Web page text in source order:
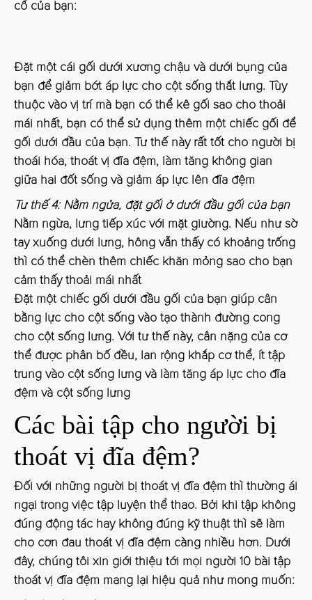
cổ của bạn:
Đặt một cái gối dưới xương chậu và dưới bụng của
bạn để giảm bớt áp lực cho cột sống thắt lưng. Tùy
thuộc vào vị trí mà bạn có thể kê gối sao cho thoải
mái nhất, bạn có thể sử dụng thêm một chiếc gối để
gối dưới đầu của bạn. Tư thế này rất tốt cho người bị
thoái hóa, thoát vị đĩa đệm, làm tăng không gian
giữa hai đốt sống và giảm áp lực lên đĩa đệm
Tư thế 4: Nằm ngửa, đặt gối ở dưới đầu gối của bạn
Nằm ngừa, lưng tiếp xúc với mặt giường. Nếu như sờ
tay xuống dưới lưng, hông vẫn thấy có khoảng trống
thì có thể chèn thêm chiếc khăn mỏng sao cho bạn
cảm thấy thoải mái nhất
Đặt một chiếc gối dưới đầu gối của bạn giúp cân
bằng lực cho cột sống vào tạo thành đường cong
cho cột sống lưng. Với tư thế này, cân nặng của cơ
thể được phân bố đều, lan rộng khắp cơ thể, ít tập
trung vào cột sống lưng và làm tăng áp lực cho đĩa
đệm và cột sống lưng
Các bài tập cho người bị
thoát vị đĩa đệm?
Đối với những người bị thoát vị đĩa đệm thì thường ái
ngại trong việc tập luyện thể thao. Bởi khi tập không
đúng động tác hay không đúng kỹ thuật thì sẽ làm
cho cơn đau thoát vị đĩa đệm càng nhiều hơn. Dưới
đây, chúng tôi xin giới thiệu tới mọi người 10 bài tập
thoát vị đĩa đệm mang lại hiệu quả như mong muốn: